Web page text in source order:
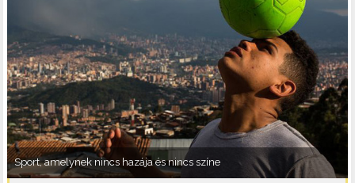
Sport, amelynek nincs hazája és nincs színe